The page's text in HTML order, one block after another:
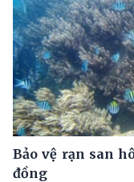
Bảo vệ rạn san
đồng